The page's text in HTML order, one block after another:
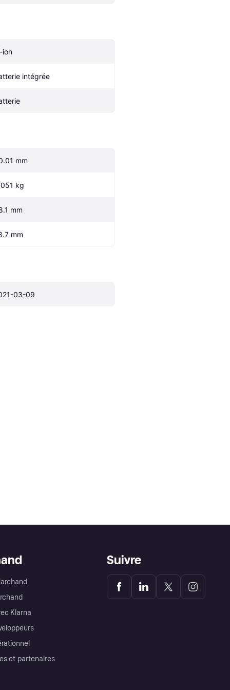
ion
intégrée
mm
kg
mm
mm
03-09
Klarna
et partenaires
Suivre